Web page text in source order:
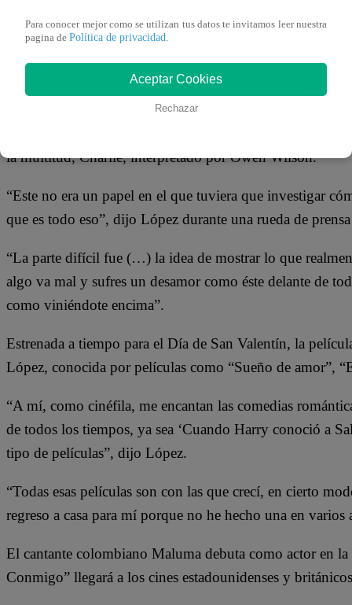
López, quien a menudo también es perseguida por
superestrella de la música que tiene una relación con el
Ambos planean casarse ante una audiencia mundial,
la multitud, Charlie, interpretado por Owen Wilson.
“Este no era un papel en el que tuviera que investigar
que es todo eso”, dijo López durante una rueda de
“La parte difícil fue (…) la idea de mostrar lo que
algo va mal y sufres un desamor como éste delante de
como viniéndote encima”.
Estrenada a tiempo para el Día de San Valentín, la
López, conocida por películas como “Sueño de amor”,
“A mí, como cinéfila, me encantan las comedias
de todos los tiempos, ya sea ‘Cuando Harry conoció a
tipo de películas”, dijo López.
“Todas esas películas son con las que crecí, en cierto
regreso a casa para mí porque no he hecho una en varios
El cantante colombiano Maluma debuta como actor en
Conmigo” llegará a los cines estadounidenses y
Para conocer mejor como se utilizan tus datos te invitamos leer nuestra
pagina de Política de privacidad
Aceptar Cookies
Rechazar